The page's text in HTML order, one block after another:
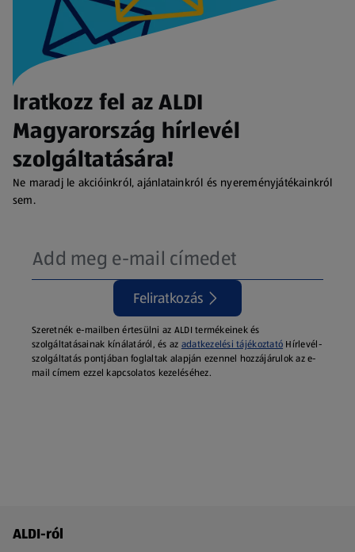
Iratkozz fel az ALDI
Magyarország hírlevél
szolgáltatására!
Ne maradj le akcióinkról, ajánlatainkról és nyereményjátékainkról
sem.
Feliratkozás
Szeretnék e-mailben értesülni az ALDI termékeinek és
szolgáltatásainak kínálatáról, és az adatkezelési tájékoztató Hírlevél-
szolgáltatás pontjában foglaltak alapján ezennel hozzájárulok az e-
mail címem ezzel kapcsolatos kezeléséhez.
Láblécmenü - további linkek
ALDI-ról